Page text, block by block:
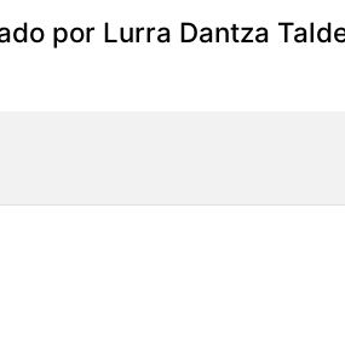
por Lurra Dantza
2023